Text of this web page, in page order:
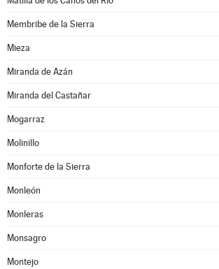
Membribe de la Sierra
Mieza
Miranda de Azán
Miranda del Castañar
Mogarraz
Molinillo
Monforte de la Sierra
Monleón
Monleras
Monsagro
Montejo